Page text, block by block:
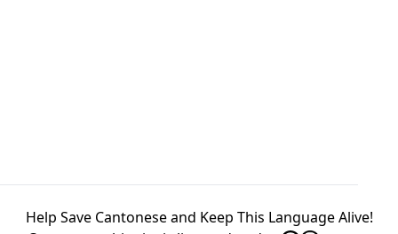
Help Save Cantonese and Keep This Language Alive!